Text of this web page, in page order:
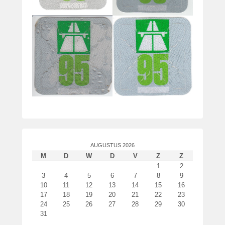
AUGUSTUS 2026
M D W D V Z
Z
1
2
3
4 5 6 7 8
9
10
11 12 13 14 15
16
17
18 19 20 21 22
23
24
25 26 27 28 29
30
31